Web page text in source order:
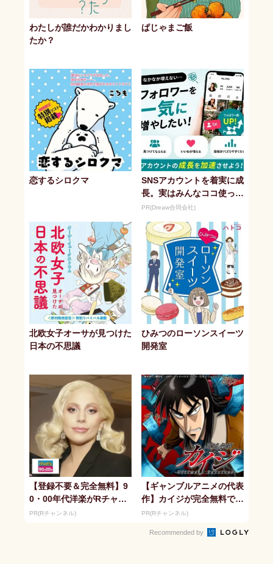
わたしが誰だかわかりまし
たか？
ぱじゃまご飯
恋するシロクマ
SNSアカウントを着実に成
長。実はみんなココ使って
ます。
PR(Dreaw合同会社)
北欧女子オーサが見つけた
日本の不思議
ひみつのローソンスイーツ
開発室
【登録不要＆完全無料】9
0・00年代洋楽がRチャン
ネルで見放題
PR(Rチャンネル)
【ギャンブルアニメの代表
作】カイジが完全無料で見
れる！
PR(Rチャンネル)
Recommended by